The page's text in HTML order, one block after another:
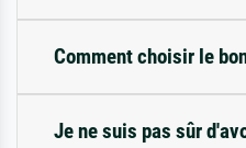
Comment choisir le
Je ne suis pas sûr